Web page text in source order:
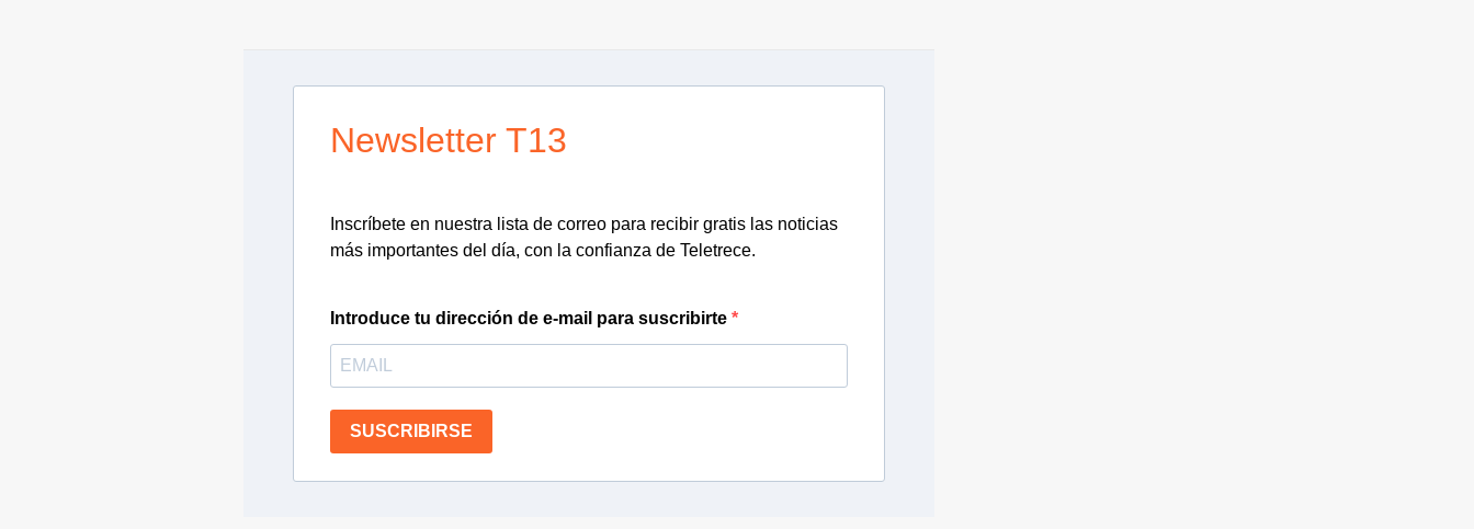
Newsletter T13
Inscríbete en nuestra lista de correo para recibir gratis las noticias
más importantes del día, con la confianza de Teletrece.
Introduce tu dirección de e-mail para suscribirte
SUSCRIBIRSE